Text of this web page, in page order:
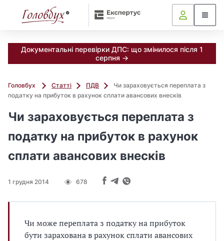
Документальні перевірки ДПС: що змінилося після 1
серпня →
Головбух Статті ПДВ
Чи зараховується переплата з
податку на прибуток в рахунок сплати авансових внесків
Чи зараховується переплата з
податку на прибуток в рахунок
сплати авансових внесків
1 грудня 2014 678
Чи може переплата з податку на прибуток
бути зарахована в рахунок сплати авансових